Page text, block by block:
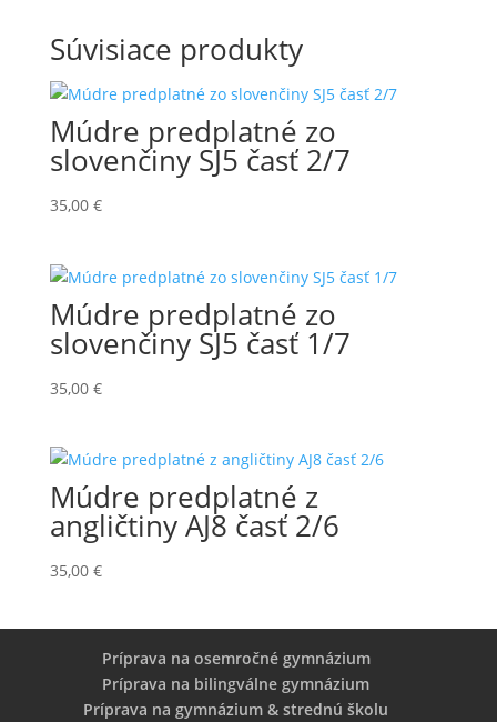
210,00 €.
189,00 €.
Súvisiace produkty
Múdre predplatné zo
slovenčiny SJ5 časť 2/7
35,00 €
Múdre predplatné zo
slovenčiny SJ5 časť 1/7
35,00 €
Múdre predplatné z
angličtiny AJ8 časť 2/6
35,00 €
Príprava na osemročné gymnázium
Príprava na bilingválne gymnázium
Príprava na gymnázium & strednú školu